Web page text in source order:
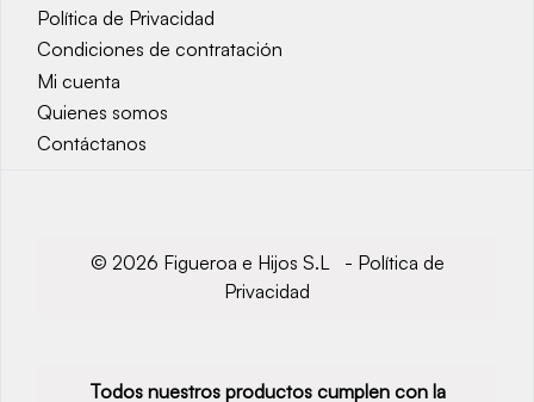
Política de Privacidad
Condiciones de contratación
Mi cuenta
Quienes somos
Contáctanos
© 2026 Figueroa e Hijos S.L - Política de
Privacidad
Todos nuestros productos cumplen con la